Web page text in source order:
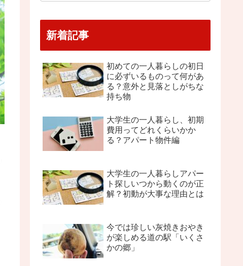
新着記事
初めての一人暮らしの初日
に必ずいるものって何があ
る？意外と見落としがちな
持ち物
大学生の一人暮らし、初期
費用ってどれくらいかか
る？アパート物件編
大学生の一人暮らしアパー
ト探しいつから動くのが正
解？初動が大事な理由とは
今では珍しい灰焼きおやき
が楽しめる道の駅「いくさ
かの郷」